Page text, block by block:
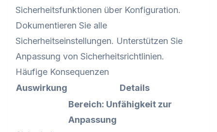
Sicherheitsfunktionen über Konfiguration.
Dokumentieren Sie alle
Sicherheitseinstellungen. Unterstützen Sie
Anpassung von Sicherheitsrichtlinien.
Häufige Konsequenzen
Auswirkung
Details
Bereich: Unfähigkeit zur
Anpassung